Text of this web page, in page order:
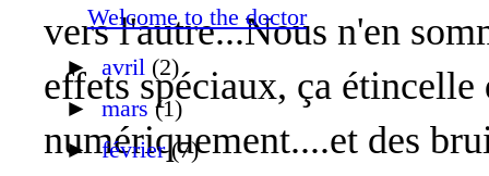
vers l'autre...Nous n'en
effets spéciaux, ça
numériquement....et des
Welcome to the doctor
►avril (2)
►mars (1)
►février (7)